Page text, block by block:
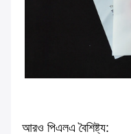
আরও পিএলএ বৈশিষ্ট্য: